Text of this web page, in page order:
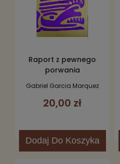
Raport z pewnego
porwania
Gabriel Garcia Marquez
20,00 zł
Dodaj Do Koszyka